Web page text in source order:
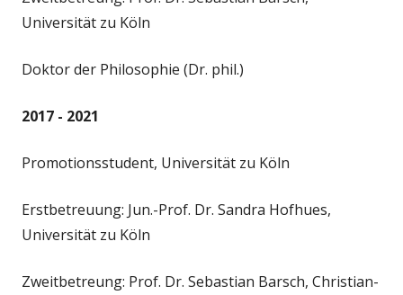
Universität zu Köln
Doktor der Philosophie (Dr. phil.)
2017 - 2021
Promotionsstudent, Universität zu Köln
Erstbetreuung: Jun.-Prof. Dr. Sandra Hofhues,
Universität zu Köln
Zweitbetreung: Prof. Dr. Sebastian Barsch, Christian-